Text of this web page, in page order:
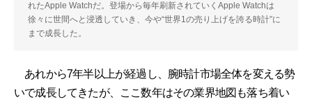
れたApple Watchだ。登場から毎年刷新されていくApple Watchは
徐々に世間へと浸透していき、今や“世界1の売り上げを誇る時計”に
まで成長した。
あれから7年半以上が経過し、腕時計市場全体を変える勢
いで成長してきたが、ここ数年はその業界地図も落ち着い